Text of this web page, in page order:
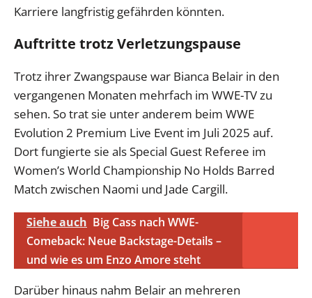
Karriere langfristig gefährden könnten.
Auftritte trotz Verletzungspause
Trotz ihrer Zwangspause war Bianca Belair in den
vergangenen Monaten mehrfach im WWE-TV zu
sehen. So trat sie unter anderem beim WWE
Evolution 2 Premium Live Event im Juli 2025 auf.
Dort fungierte sie als Special Guest Referee im
Women’s World Championship No Holds Barred
Match zwischen Naomi und Jade Cargill.
Siehe auch Big Cass nach WWE-
Comeback: Neue Backstage-Details –
und wie es um Enzo Amore steht
Darüber hinaus nahm Belair an mehreren